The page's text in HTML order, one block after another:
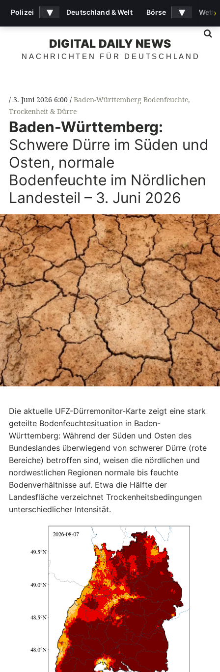
DIGITAL DAILY NEWS
NACHRICHTEN FÜR DEUTSCHLAND
3. Juni 2026 6:00 Baden-Württemberg Bodenfeuchte,
Trockenheit & Dürre
Baden-Württemberg:
Schwere Dürre im Süden und
Osten, normale
Bodenfeuchte im Nördlichen
Landesteil – 3. Juni 2026
Die aktuelle UFZ-Dürremonitor-Karte zeigt eine stark
geteilte Bodenfeuchtesituation in Baden-
Württemberg: Während der Süden und Osten des
Bundeslandes überwiegend von schwerer Dürre (rote
Bereiche) betroffen sind, weisen die nördlichen und
nordwestlichen Regionen normale bis feuchte
Bodenverhältnisse auf. Etwa die Hälfte der
Landesfläche verzeichnet Trockenheitsbedingungen
unterschiedlicher Intensität.
Polizei ▾ Deutschland & Welt Börse ▾ ›